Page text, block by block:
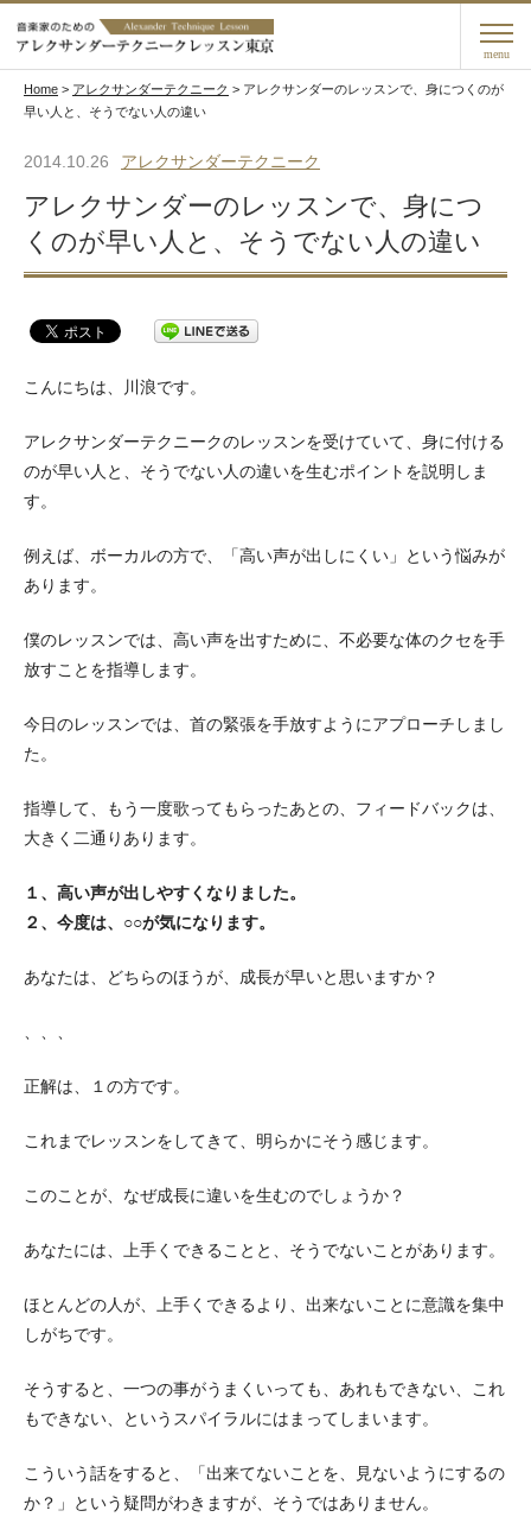
menu
Home > アレクサンダーテクニーク > アレクサンダーのレッスンで、身につくのが
早い人と、そうでない人の違い
2014.10.26 アレクサンダーテクニーク
アレクサンダーのレッスンで、身につ
くのが早い人と、そうでない人の違い
こんにちは、川浪です。
アレクサンダーテクニークのレッスンを受けていて、身に付ける
のが早い人と、そうでない人の違いを生むポイントを説明しま
す。
例えば、ボーカルの方で、「高い声が出しにくい」という悩みが
あります。
僕のレッスンでは、高い声を出すために、不必要な体のクセを手
放すことを指導します。
今日のレッスンでは、首の緊張を手放すようにアプローチしまし
た。
指導して、もう一度歌ってもらったあとの、フィードバックは、
大きく二通りあります。
１、高い声が出しやすくなりました。
２、今度は、○○が気になります。
あなたは、どちらのほうが、成長が早いと思いますか？
正解は、１の方です。
これまでレッスンをしてきて、明らかにそう感じます。
このことが、なぜ成長に違いを生むのでしょうか？
あなたには、上手くできることと、そうでないことがあります。
ほとんどの人が、上手くできるより、出来ないことに意識を集中
しがちです。
そうすると、一つの事がうまくいっても、あれもできない、これ
もできない、というスパイラルにはまってしまいます。
こういう話をすると、「出来てないことを、見ないようにするの
か？」という疑問がわきますが、そうではありません。